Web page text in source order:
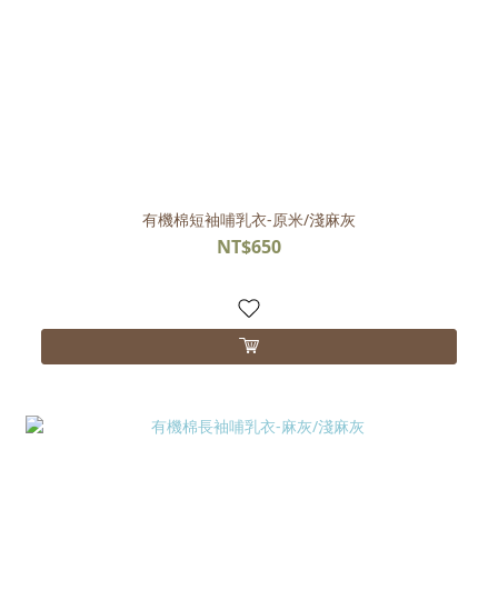
有機棉短袖哺乳衣-原米/淺麻灰
NT$650